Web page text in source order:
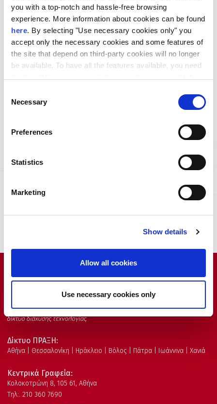
you with a top-notch and hassle-free browsing
experience. More information about cookies can be found
here. By selecting "Use necessary cookies only" you
accept only the necessary cookies and some features of
the site that depend on third-party cookies will no longer
be available. To have all the features available, you need
our site under "Manage cookies".
Selection
Necessary
Preferences
Statistics
Marketing
Show details
Allow all cookies
Use necessary cookies only
μεγάλο βαθμό για τους εκθέτες και τους επισκέπτες.
Εφόσον η υγεία των εκθετών, των επισκεπτών, των
υπαλλήλων και του κοινού είναι πρώτη προτεραιότητα
για την Deutsche Messe, η απόφαση που ελήφθη από
κοινού με το συμβούλιο εκθετών του HANNOVER MESSE,
Copyright © 2026
Δίκτυο ΠΡΑΞΗ:
Αθήνα | Θεσσαλονίκη | Ηράκλειο | Βόλος | Πάτρα | Ιωάννινα | Χανιά
Κεντρικά Γραφεία:
Kολοκοτρώνη 8, 105 61, Αθήνα
Τηλ:. 210 360 7690